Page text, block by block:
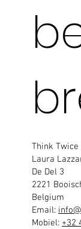
Think
Laura
De Del 3
2221
Belgium
Email:
Mobiel: +32